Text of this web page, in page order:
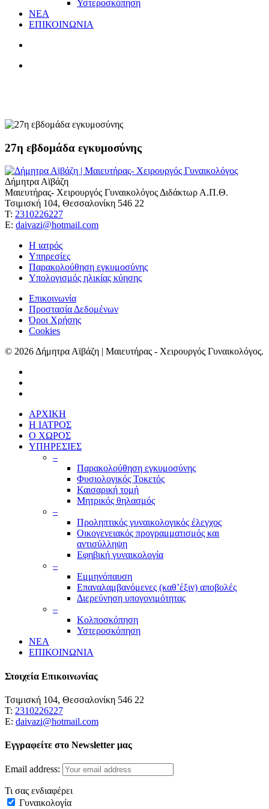
Υστεροσκόπηση
ΝΕΑ
ΕΠΙΚΟΙΝΩΝΙΑ
27η εβδομάδα εγκυμοσύνης
Δήμητρα Αϊβάζη
Μαιευτήρας- Χειρουργός Γυναικολόγος Διδάκτωρ Α.Π.Θ.
Τσιμισκή 104, Θεσσαλονίκη 546 22
Τ: 2310226227
Ε: daivazi@hotmail.com
Η ιατρός
Υπηρεσίες
Παρακολούθηση εγκυμοσύνης
Υπολογισμός ηλικίας κύησης
Επικοινωνία
Προστασία Δεδομένων
Όροι Χρήσης
Cookies
© 2026 Δήμητρα Αϊβάζη | Μαιευτήρας - Χειρουργός Γυναικολόγος.
ΑΡΧΙΚΗ
Η ΙΑΤΡΟΣ
Ο ΧΩΡΟΣ
ΥΠΗΡΕΣΙΕΣ
–
Παρακολούθηση εγκυμοσύνης
Φυσιολογικός Τοκετός
Καισαρική τομή
Μητρικός θηλασμός
–
Προληπτικός γυναικολογικός έλεγχος
Οικογενειακός προγραμματισμός και
αντισύλληψη
Εφηβική γυναικολογία
–
Εμμηνόπαυση
Επαναλαμβανόμενες (καθ’έξιν) αποβολές
Διερεύνηση υπογονιμότητας
–
Κολποσκόπηση
Υστεροσκόπηση
ΝΕΑ
ΕΠΙΚΟΙΝΩΝΙΑ
Στοιχεία Επικοινωνίας
Τσιμισκή 104, Θεσσαλονίκη 546 22
Τ: 2310226227
Ε: daivazi@hotmail.com
Εγγραφείτε στο Newsletter μας
Email address:
Τι σας ενδιαφέρει
Γυναικολογία